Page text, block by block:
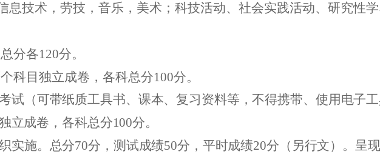
息技术，劳技，音乐，美术；科技活动、社会实践活动、研究性学
分各120分。
科目独立成卷，各科总分100分。
试（可带纸质工具书、课本、复习资料等，不得携带、使用电子
立成卷，各科总分100分。
实施。总分70分，测试成绩50分，平时成绩20分（另行文）。呈